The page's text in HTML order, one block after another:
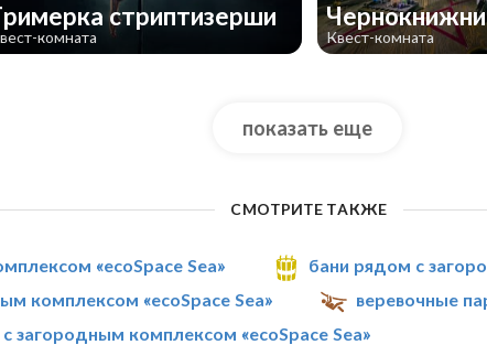
стриптизерши
комната Квест-комната
показать еще
СМОТРИТЕ ТАКЖЕ
«ecoSpace Sea»
бани рядом с
комплексом «ecoSpace Sea»
веревочные
комплексом «ecoSpace Sea»